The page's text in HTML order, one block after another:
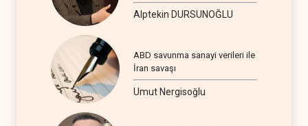
Alptekin DURSUNOĞLU
ABD savunma sanayi verileri ile
İran savaşı
Umut Nergisoğlu